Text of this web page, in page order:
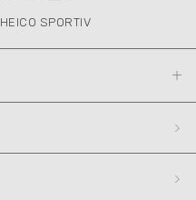
HEICO SPORTIV